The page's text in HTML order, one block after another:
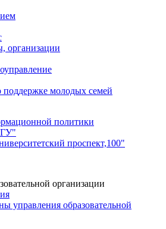
организации
молодых семей
политики
проспект,100"
организации
управления образовательной